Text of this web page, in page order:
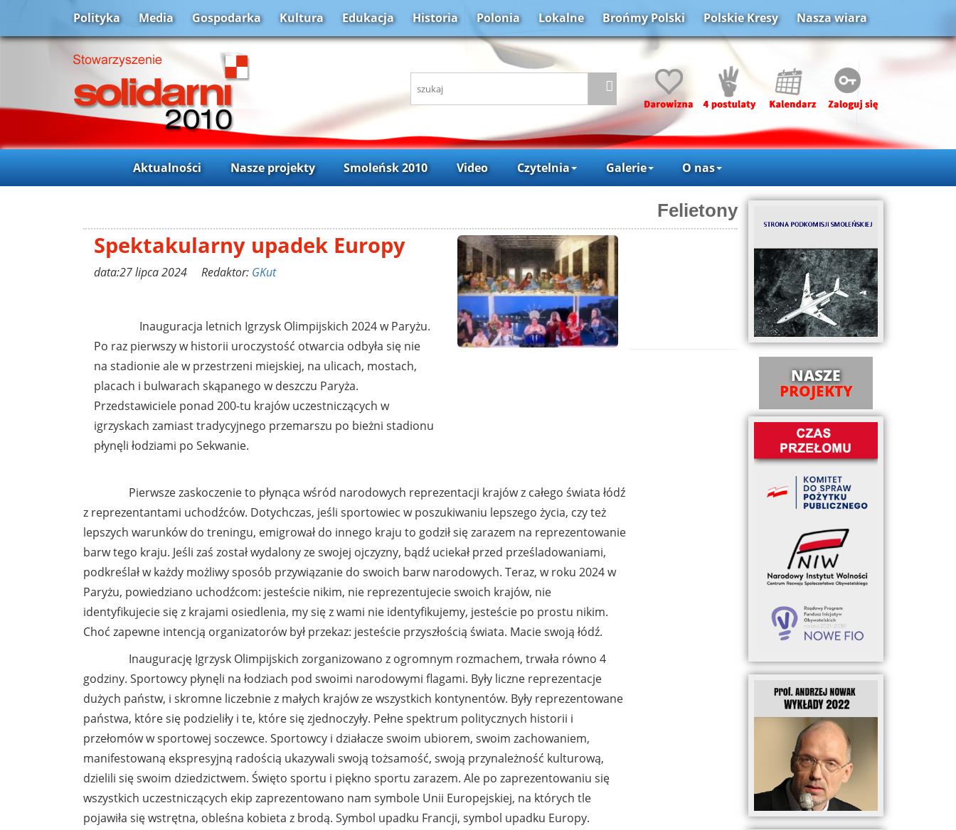
Polityka Media Gospodarka Kultura Edukacja Historia Polonia Lokalne Brońmy Polski Polskie Kresy Nasza wiara
Aktualności Nasze projekty Smoleńsk 2010 Video Czytelnia Galerie O nas
Felietony
Spektakularny upadek Europy
data:27 lipca 2024 Redaktor: GKut
Inauguracja letnich Igrzysk Olimpijskich 2024 w Paryżu.
Po raz pierwszy w historii uroczystość otwarcia odbyła się nie
na stadionie ale w przestrzeni miejskiej, na ulicach, mostach,
placach i bulwarach skąpanego w deszczu Paryża.
Przedstawiciele ponad 200-tu krajów uczestniczących w
igrzyskach zamiast tradycyjnego przemarszu po bieżni stadionu
płynęli łodziami po Sekwanie.
Pierwsze zaskoczenie to płynąca wśród narodowych reprezentacji krajów z całego świata łódź
z reprezentantami uchodźców. Dotychczas, jeśli sportowiec w poszukiwaniu lepszego życia, czy też
lepszych warunków do treningu, emigrował do innego kraju to godził się zarazem na reprezentowanie
barw tego kraju. Jeśli zaś został wydalony ze swojej ojczyzny, bądź uciekał przed prześladowaniami,
podkreślał w każdy możliwy sposób przywiązanie do swoich barw narodowych. Teraz, w roku 2024 w
Paryżu, powiedziano uchodźcom: jesteście nikim, nie reprezentujecie swoich krajów, nie
identyfikujecie się z krajami osiedlenia, my się z wami nie identyfikujemy, jesteście po prostu nikim.
Choć zapewne intencją organizatorów był przekaz: jesteście przyszłością świata. Macie swoją łódź.
Inaugurację Igrzysk Olimpijskich zorganizowano z ogromnym rozmachem, trwała równo 4
godziny. Sportowcy płynęli na łodziach pod swoimi narodowymi flagami. Były liczne reprezentacje
dużych państw, i skromne liczebnie z małych krajów ze wszystkich kontynentów. Były reprezentowane
państwa, które się podzieliły i te, które się zjednoczyły. Pełne spektrum politycznych historii i
przełomów w sportowej soczewce. Sportowcy i działacze swoim ubiorem, swoim zachowaniem,
manifestowaną ekspresyjną radością ukazywali swoją tożsamość, swoją przynależność kulturową,
dzielili się swoim dziedzictwem. Święto sportu i piękno sportu zarazem. Ale po zaprezentowaniu się
wszystkich uczestniczących ekip zaprezentowano nam symbole Unii Europejskiej, na których tle
pojawiła się wstrętna, obleśna kobieta z brodą. Symbol upadku Francji, symbol upadku Europy.
NASZE
PROJEKTY